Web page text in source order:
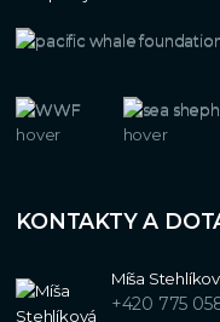
KONTAKTY A
Míša
+420 775